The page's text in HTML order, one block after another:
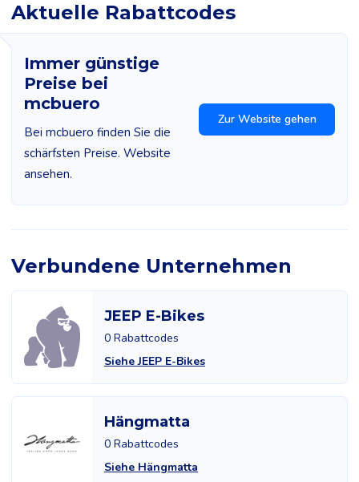
Aktuelle Rabattcodes
Immer günstige
Preise bei
mcbuero
Bei mcbuero finden Sie die
schärfsten Preise. Website
ansehen.
Zur Website gehen
Verbundene Unternehmen
JEEP E-Bikes
0 Rabattcodes
Siehe JEEP E-Bikes
Hängmatta
0 Rabattcodes
Siehe Hängmatta